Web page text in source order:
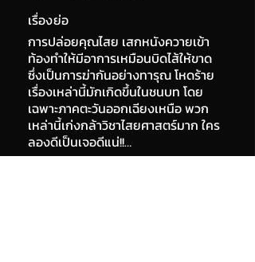
เรื่องย่อ
การปล่อยคุณไสย เสกหนังควายเข้า
ท้องทำให้มีอาการเหมือนบิดไส้ให้ขาด
ซึ่งเป็นการฆ่ากันอย่างทารุณ โหดร้าย
เรื่องเหล่านี้มักเกิดขึ้นในชนบท โดย
เฉพาะภาคตะวันออกเฉียงเหนือ พวก
เหล่านี้เก่งกล้าวิชาไสยศาสตร์มาก ใคร
ลองดีเป็นเจอดีแน่!!…